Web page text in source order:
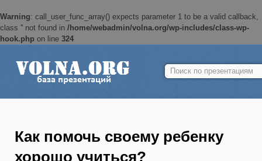
Warning: call_user_func_array() expects parameter 1 to be a valid callback,
class '' not found in /home/webadmin/volna.org/wp-includes/class-wp-
hook.php on line 324
Найти:
Как помочь своему ребенку
хорошо учиться?